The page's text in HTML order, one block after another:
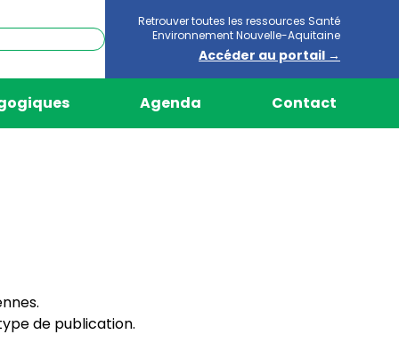
Retrouver toutes les ressources Santé
Environnement Nouvelle-Aquitaine
Accéder au portail →
Agenda Contact
de publication.